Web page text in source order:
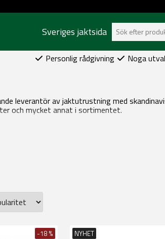
Sveriges jaktsida
Personlig rådgivning Noga
leverantör av jaktutrustning med
och mycket annat i sortimentet.
-18 % NYHET